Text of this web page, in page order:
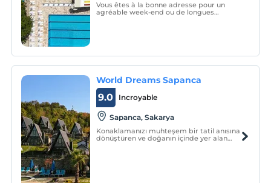
Vous êtes à la bonne adresse pour un
agréable week-end ou de longues
World Dreams Sapanca
Incroyable
9.0
Sapanca, Sakarya
Konaklamanızı muhteşem bir tatil anısına
dönüştüren ve doğanın içinde yer alan